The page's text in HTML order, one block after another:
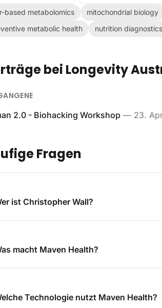
based metabolomics
mitochondrial biology
metabolic health
nutrition diagnostics
bei Longevity
2.0 - Biohacking Workshop — 23.
Fragen
ist Christopher Wall?
macht Maven Health?
Technologie nutzt Maven Health?